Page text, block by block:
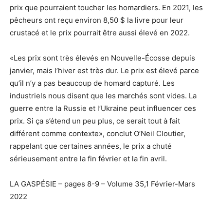
prix que pourraient toucher les homardiers. En 2021, les
pêcheurs ont reçu environ 8,50 $ la livre pour leur
crustacé et le prix pourrait être aussi élevé en 2022.
«Les prix sont très élevés en Nouvelle-Écosse depuis
janvier, mais l’hiver est très dur. Le prix est élevé parce
qu’il n’y a pas beaucoup de homard capturé. Les
industriels nous disent que les marchés sont vides. La
guerre entre la Russie et l’Ukraine peut influencer ces
prix. Si ça s’étend un peu plus, ce serait tout à fait
différent comme contexte», conclut O’Neil Cloutier,
rappelant que certaines années, le prix a chuté
sérieusement entre la fin février et la fin avril.
LA GASPÉSIE – pages 8-9 – Volume 35,1 Février-Mars
2022